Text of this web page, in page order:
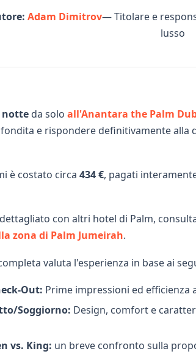
Adam Dimitrov— Titolare e
lusso
notte da soloall'Anantara the Palm
e rispondere definitivamente alla
è costato circa434 €, pagati
con altri hotel di Palm,
zona di Palm Jumeirah.
valuta l'esperienza in base ai
Out: Prime impressioni ed efficienza
Soggiorno: Design, comfort e
vs. King: un breve confronto sulla